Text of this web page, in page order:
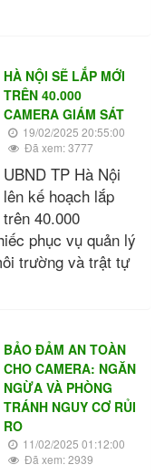
HÀ NỘI SẼ LẮP MỚI
TRÊN 40.000
CAMERA GIÁM SÁT
19/02/2025 20:55:00
Đã xem: 3777
UBND TP Hà Nội
lên kế hoạch lắp
trên 40.000
phục vụ quản lý
trường và trật tự
BẢO ĐẢM AN TOÀN
CHO CAMERA: NGĂN
NGỪA VÀ PHÒNG
TRÁNH NGUY CƠ RỦI
RO
11/02/2025 01:12:00
Đã xem: 2939